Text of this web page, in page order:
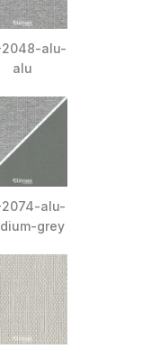
alu-
alu
alu-
grey